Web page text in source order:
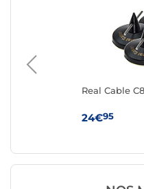
Real Cable
24€95